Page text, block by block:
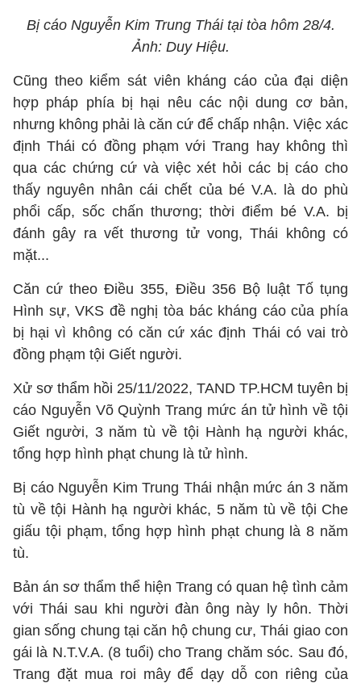
Bị cáo Nguyễn Kim Trung Thái tại tòa hôm 28/4.
Ảnh: Duy Hiệu.
Cũng theo kiểm sát viên kháng cáo của đại diện
hợp pháp phía bị hại nêu các nội dung cơ bản,
nhưng không phải là căn cứ để chấp nhận. Việc xác
định Thái có đồng phạm với Trang hay không thì
qua các chứng cứ và việc xét hỏi các bị cáo cho
thấy nguyên nhân cái chết của bé V.A. là do phù
phổi cấp, sốc chấn thương; thời điểm bé V.A. bị
đánh gây ra vết thương tử vong, Thái không có
mặt...
Căn cứ theo Điều 355, Điều 356 Bộ luật Tố tụng
Hình sự, VKS đề nghị tòa bác kháng cáo của phía
bị hại vì không có căn cứ xác định Thái có vai trò
đồng phạm tội Giết người.
Xử sơ thẩm hồi 25/11/2022, TAND TP.HCM tuyên bị
cáo Nguyễn Võ Quỳnh Trang mức án tử hình về tội
Giết người, 3 năm tù về tội Hành hạ người khác,
tổng hợp hình phạt chung là tử hình.
Bị cáo Nguyễn Kim Trung Thái nhận mức án 3 năm
tù về tội Hành hạ người khác, 5 năm tù về tội Che
giấu tội phạm, tổng hợp hình phạt chung là 8 năm
tù.
Bản án sơ thẩm thể hiện Trang có quan hệ tình cảm
với Thái sau khi người đàn ông này ly hôn. Thời
gian sống chung tại căn hộ chung cư, Thái giao con
gái là N.T.V.A. (8 tuổi) cho Trang chăm sóc. Sau đó,
Trang đặt mua roi mây để dạy dỗ con riêng của